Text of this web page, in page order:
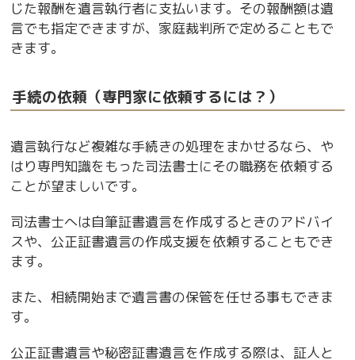
じた報酬を遺言執行者に支払います。その報酬額は遺
言でも指定できますが、家庭裁判所で定めることもで
きます。
手続の依頼（専門家に依頼するには？）
遺言執行など複雑な手続きの処理をまかせるなら、や
はり専門知識をもった司法書士にその職務を依頼する
ことが望ましいです。
司法書士へは自筆証書遺言を作成するときのアドバイ
スや、公正証書遺言の作成支援を依頼することもでき
ます。
また、相続開始まで遺言書の保管を任せる事もできま
す。
公正証書遺言や秘密証書遺言を作成する際は、証人と